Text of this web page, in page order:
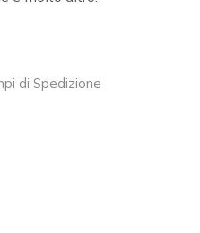
di Spedizione